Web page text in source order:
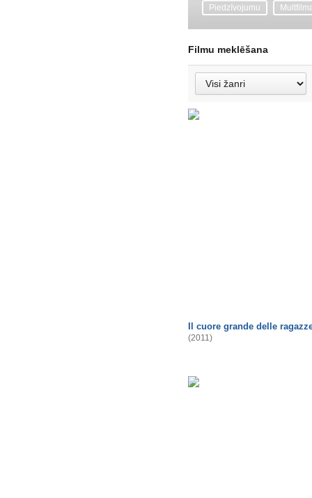
Piedzīvojumu
Filmu meklēšana
Il cuore grande delle
(2011)